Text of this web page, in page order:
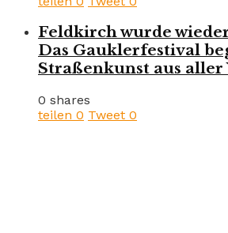
Feldkirch wurde
Das Gauklerfestival
Straßenkunst aus aller
0 shares
teilen 0 Tweet 0